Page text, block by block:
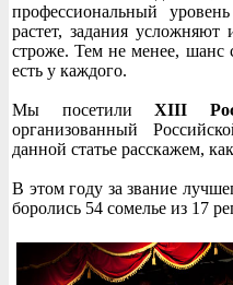
профессиональный
растет, задания
строже. Тем не менее, шанс
есть у каждого.
Мы посетилиXIII
организованный
данной статье расскажем,
В этом году за звание
боролись 54 сомелье из 17